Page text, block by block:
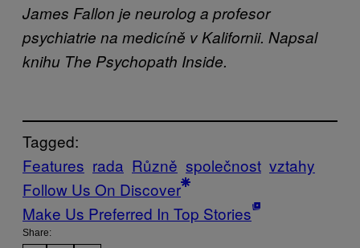
James Fallon je neurolog a profesor
psychiatrie na medicíně v Kalifornii. Napsal
knihu The Psychopath Inside.
Tagged:
Features rada Různě společnost vztahy
Follow Us On Discover
Make Us Preferred In Top Stories
Share: